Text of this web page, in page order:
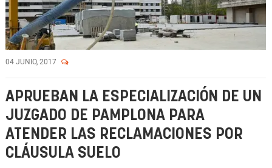
04 JUNIO, 2017
APRUEBAN LA ESPECIALIZACIÓN DE UN
JUZGADO DE PAMPLONA PARA
ATENDER LAS RECLAMACIONES POR
CLÁUSULA SUELO